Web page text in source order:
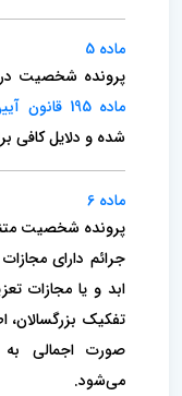
ماده 5
پرونده شخصیت در
ماده 195 قانون آیین دادرسی کیفری
شده و دلایل کافی
ماده 6
پرونده شخصیت
جرائم دارای
تفکیک بزرگسالان،
صورت اجمالی
می‌شود.